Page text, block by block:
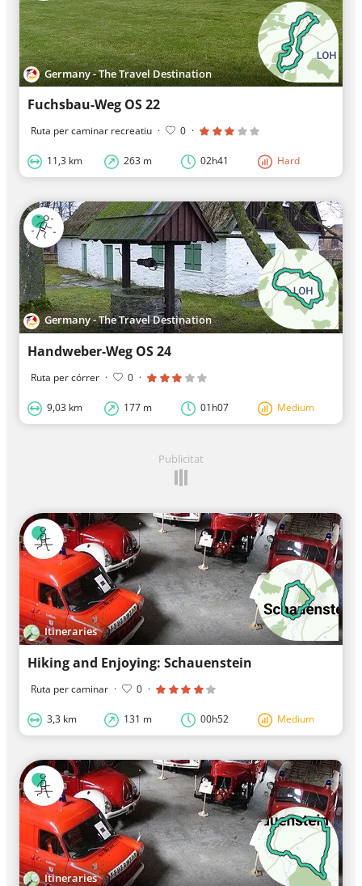
Germany - The Travel Destination
Fuchsbau-Weg OS 22
Ruta per caminar recreatiu · 0 ·
11,3 km 263 m 02h41 Hard
Germany - The Travel Destination
Handweber-Weg OS 24
Ruta per córrer · 0 ·
9,03 km 177 m 01h07 Medium
Publicitat
Itineraries
Hiking and Enjoying: Schauenstein
Ruta per caminar · 0 ·
3,3 km 131 m 00h52 Medium
Itineraries